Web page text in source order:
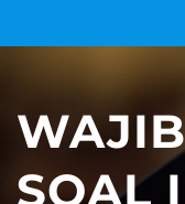
SOAL